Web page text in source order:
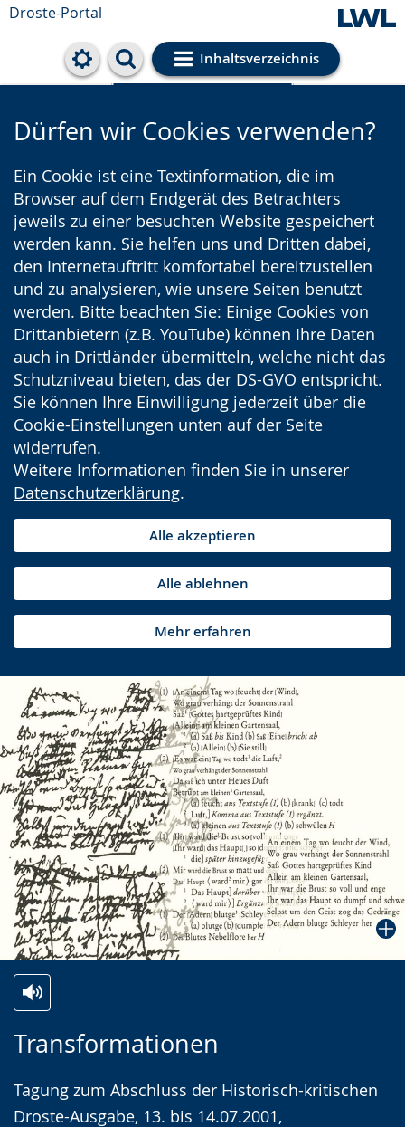
Droste-Portal
Inhaltsverzeichnis
Cookie-Einstellungen
Dürfen wir Cookies verwenden?
Ein Cookie ist eine Textinformation, die im
Browser auf dem Endgerät des Betrachters
jeweils zu einer besuchten Website gespeichert
werden kann. Sie helfen uns und Dritten dabei,
den Internetauftritt komfortabel bereitzustellen
und zu analysieren, wie unsere Seiten benutzt
werden. Bitte beachten Sie: Einige Cookies von
Drittanbietern (z.B. YouTube) können Ihre Daten
auch in Drittländer übermitteln, welche nicht das
Schutzniveau bieten, das der DS-GVO entspricht.
Sie können Ihre Einwilligung jederzeit über die
Cookie-Einstellungen unten auf der Seite
widerrufen.
Weitere Informationen finden Sie in unserer
Datenschutzerklärung.
Alle akzeptieren
Alle ablehnen
Mehr erfahren
Transformationen
Tagung zum Abschluss der Historisch-kritischen
Droste-Ausgabe, 13. bis 14.07.2001,
Leichten
wechseln.
Audio-
Video
Deutscher